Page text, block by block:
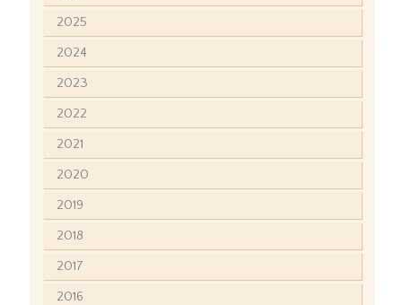
2025
2024
2023
2022
2021
2020
2019
2018
2017
2016